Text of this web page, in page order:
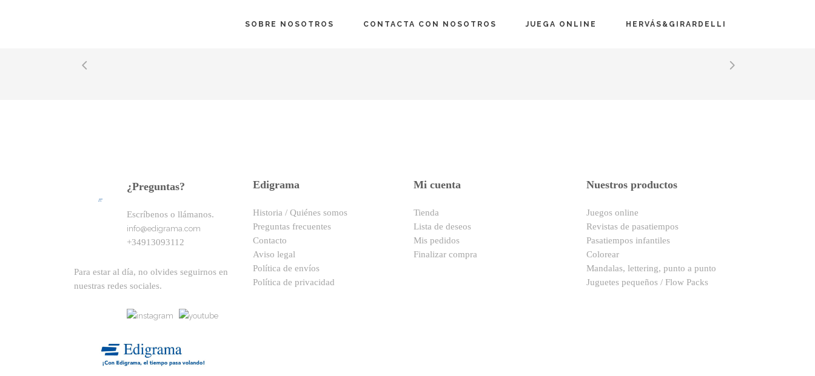
SOBRE NOSOTROS CONTACTA CON NOSOTROS JUEGA ONLINE HERVÁS&GIRARDELLI
¿Preguntas?
Escríbenos o llámanos.
info@edigrama.com
+34913093112
Para estar al día, no olvides seguirnos en
nuestras redes sociales.
Edigrama
Historia / Quiénes somos
Preguntas frecuentes
Contacto
Aviso legal
Política de envíos
Política de privacidad
Mi cuenta
Tienda
Lista de deseos
Mis pedidos
Finalizar compra
Nuestros productos
Juegos online
Revistas de pasatiempos
Pasatiempos infantiles
Colorear
Mandalas, lettering, punto a punto
Juguetes pequeños / Flow Packs